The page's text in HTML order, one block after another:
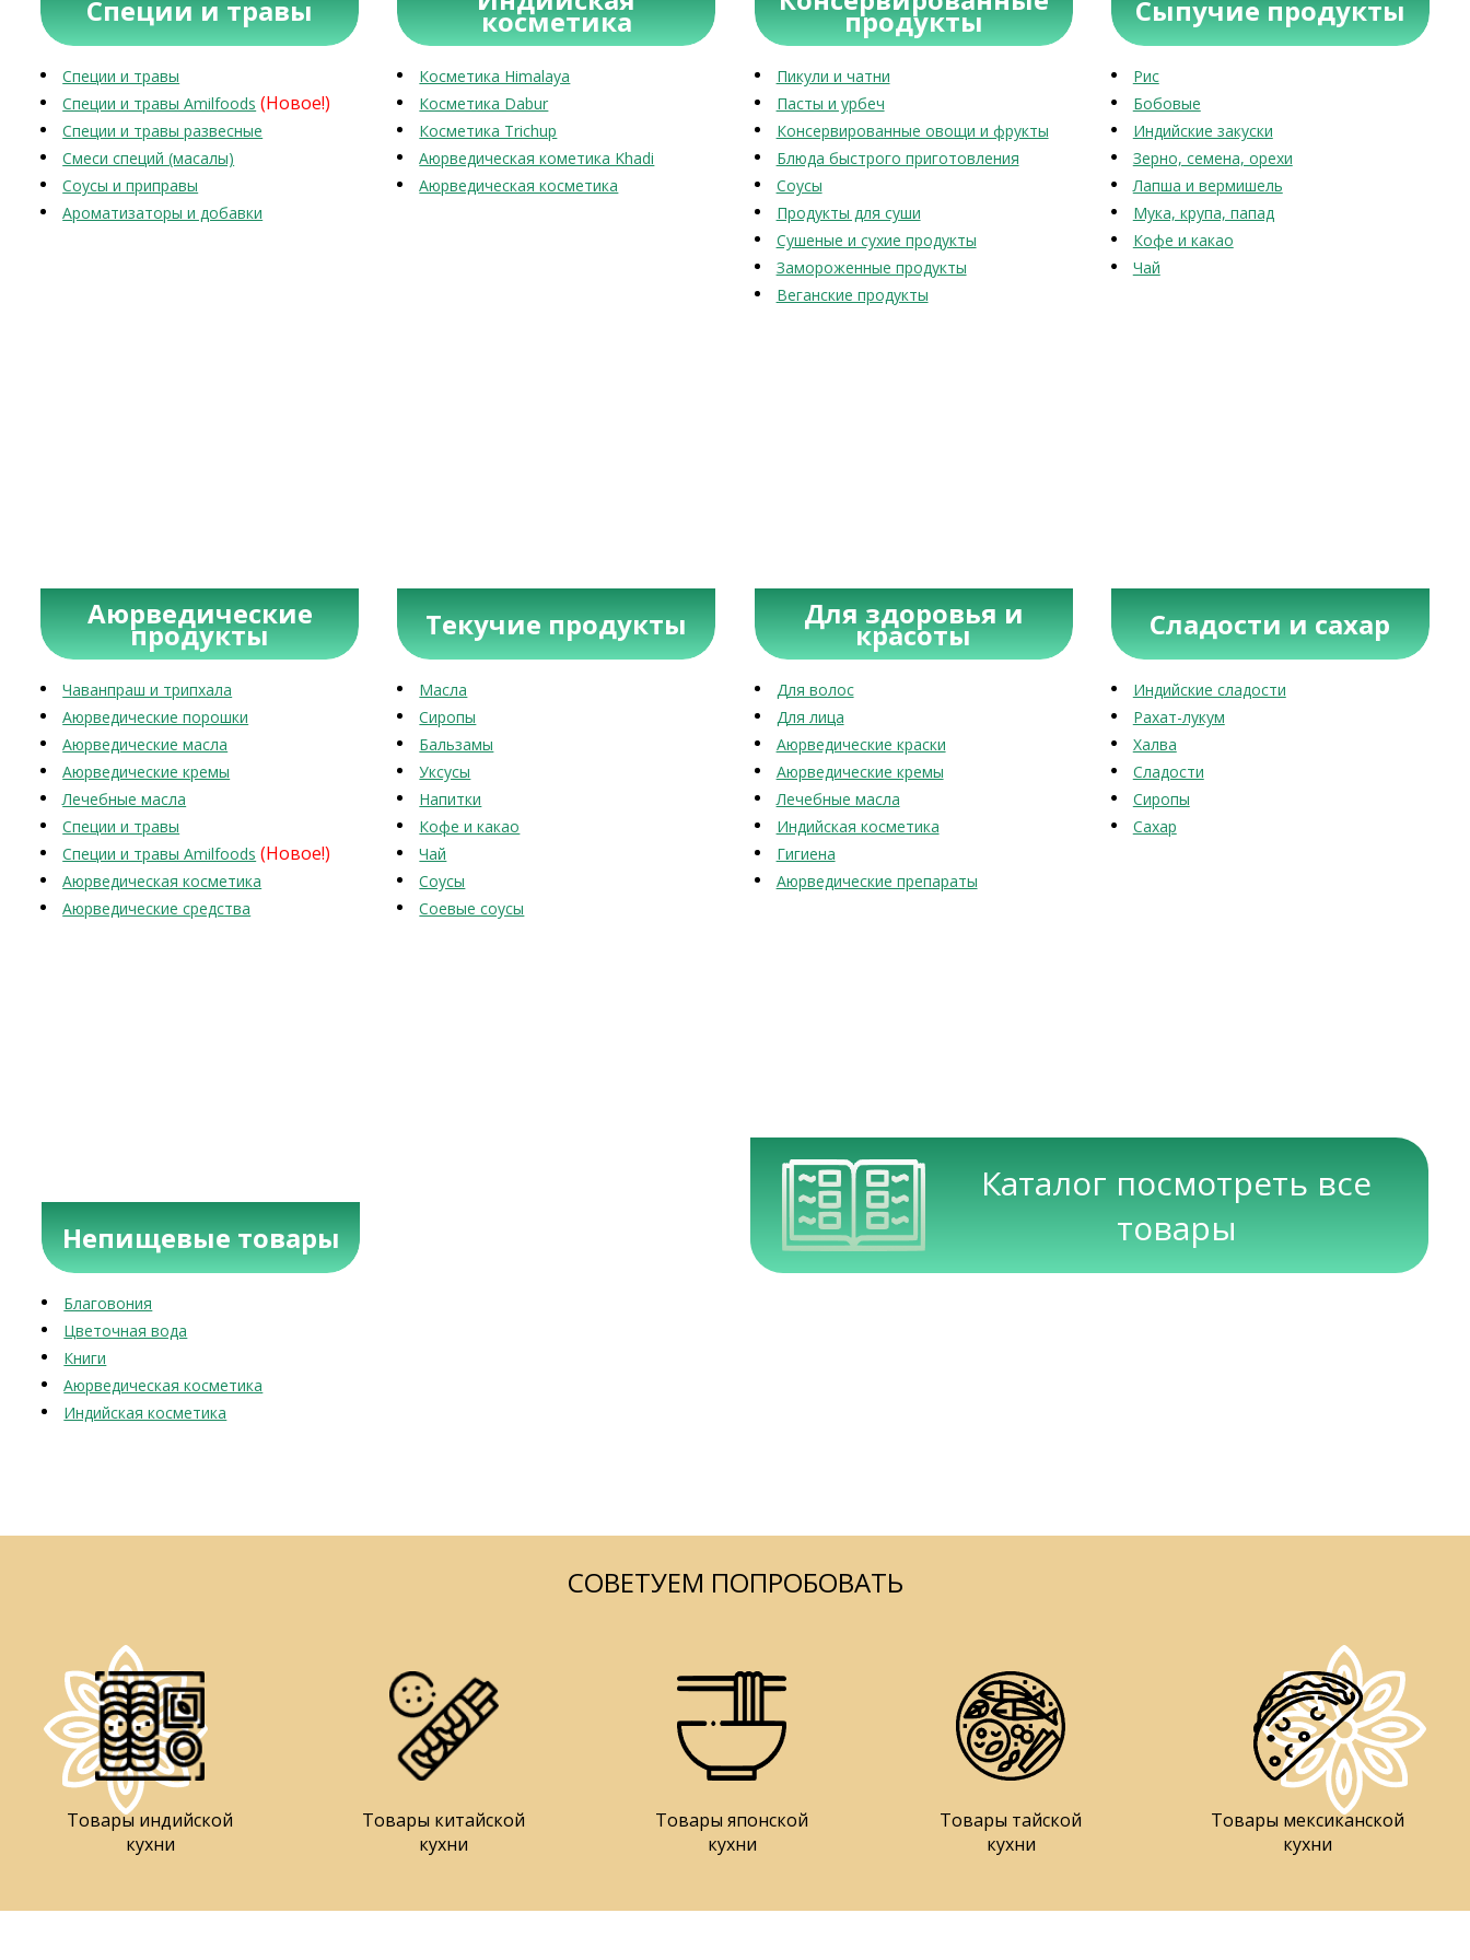
Специи и травы
Специи и травы
Специи и травы Amilfoods (Новое!)
Специи и травы развесные
Смеси специй (масалы)
Соусы и приправы
Ароматизаторы и добавки
косметика
Косметика Himalaya
Косметика Dabur
Косметика Trichup
Аюрведическая кометика Khadi
Аюрведическая косметика
продукты
Пикули и чатни
Пасты и урбеч
Консервированные овощи и фрукты
Блюда быстрого приготовления
Соусы
Продукты для суши
Сушеные и сухие продукты
Замороженные продукты
Веганские продукты
Сыпучие продукты
Рис
Бобовые
Индийские закуски
Зерно, семена, орехи
Лапша и вермишель
Мука, крупа, папад
Кофе и какао
Чай
Аюрведические
продукты
Чаванпраш и трипхала
Аюрведические порошки
Аюрведические масла
Аюрведические кремы
Лечебные масла
Специи и травы
Специи и травы Amilfoods (Новое!)
Аюрведическая косметика
Аюрведические средства
Текучие продукты
Масла
Сиропы
Бальзамы
Уксусы
Напитки
Кофе и какао
Чай
Соусы
Соевые соусы
Для здоровья и
красоты
Для волос
Для лица
Аюрведические краски
Аюрведические кремы
Лечебные масла
Индийская косметика
Гигиена
Аюрведические препараты
Сладости и сахар
Индийские сладости
Рахат-лукум
Халва
Сладости
Сиропы
Сахар
Непищевые товары
Благовония
Цветочная вода
Книги
Аюрведическая косметика
Индийская косметика
Каталог посмотреть все
товары
СОВЕТУЕМ ПОПРОБОВАТЬ
Товары индийской
кухни
Товары китайской
кухни
Товары японской
кухни
Товары тайской
кухни
Товары мексиканской
кухни